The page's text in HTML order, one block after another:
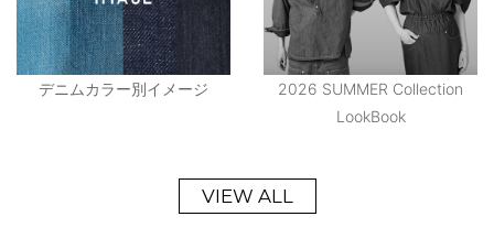
デニムカラー別イメージ
2026 SUMMER Collection
LookBook
VIEW ALL